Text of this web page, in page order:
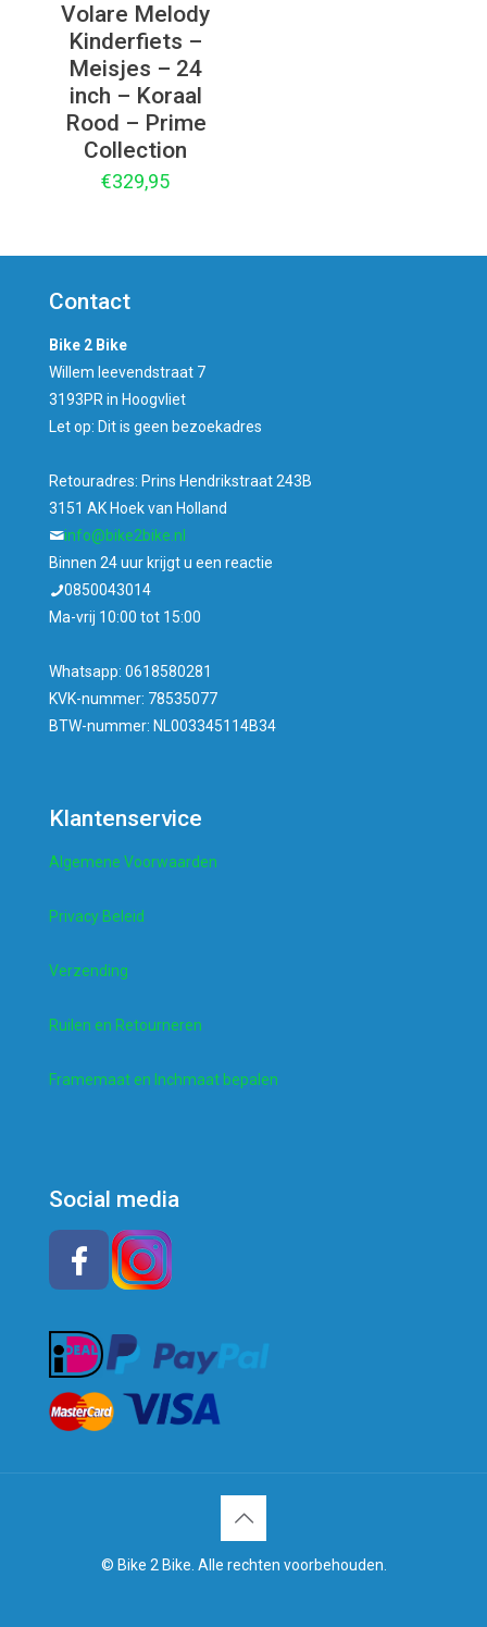
Volare Melody
Kinderfiets –
Meisjes – 24
inch – Koraal
Rood – Prime
Collection
€329,95
Contact
Bike 2 Bike
Willem leevendstraat 7
3193PR in Hoogvliet
Let op: Dit is geen bezoekadres
Retouradres: Prins Hendrikstraat 243B
3151 AK Hoek van Holland
info@bike2bike.nl
Binnen 24 uur krijgt u een reactie
0850043014
Ma-vrij 10:00 tot 15:00
Whatsapp: 0618580281
KVK-nummer: 78535077
BTW-nummer: NL003345114B34
Klantenservice
Algemene Voorwaarden
Privacy Beleid
Verzending
Ruilen en Retourneren
Framemaat en Inchmaat bepalen
Social media
© Bike 2 Bike. Alle rechten voorbehouden.